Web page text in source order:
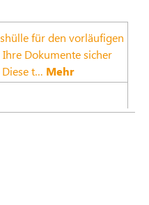
für den vorläufigen
Dokumente sicher
t… Mehr